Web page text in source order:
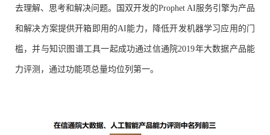
去理解、思考和解决问题。国双开发的Prophet AI服务引擎为产品
和解决方案提供开箱即用的AI能力，降低开发机器学习应用的门
槛，并与知识图谱工具一起成功通过信通院2019年大数据产品能
力评测，通过功能项总量均位列第一。